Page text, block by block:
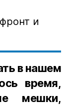
и
в нашем
время,
мешки,